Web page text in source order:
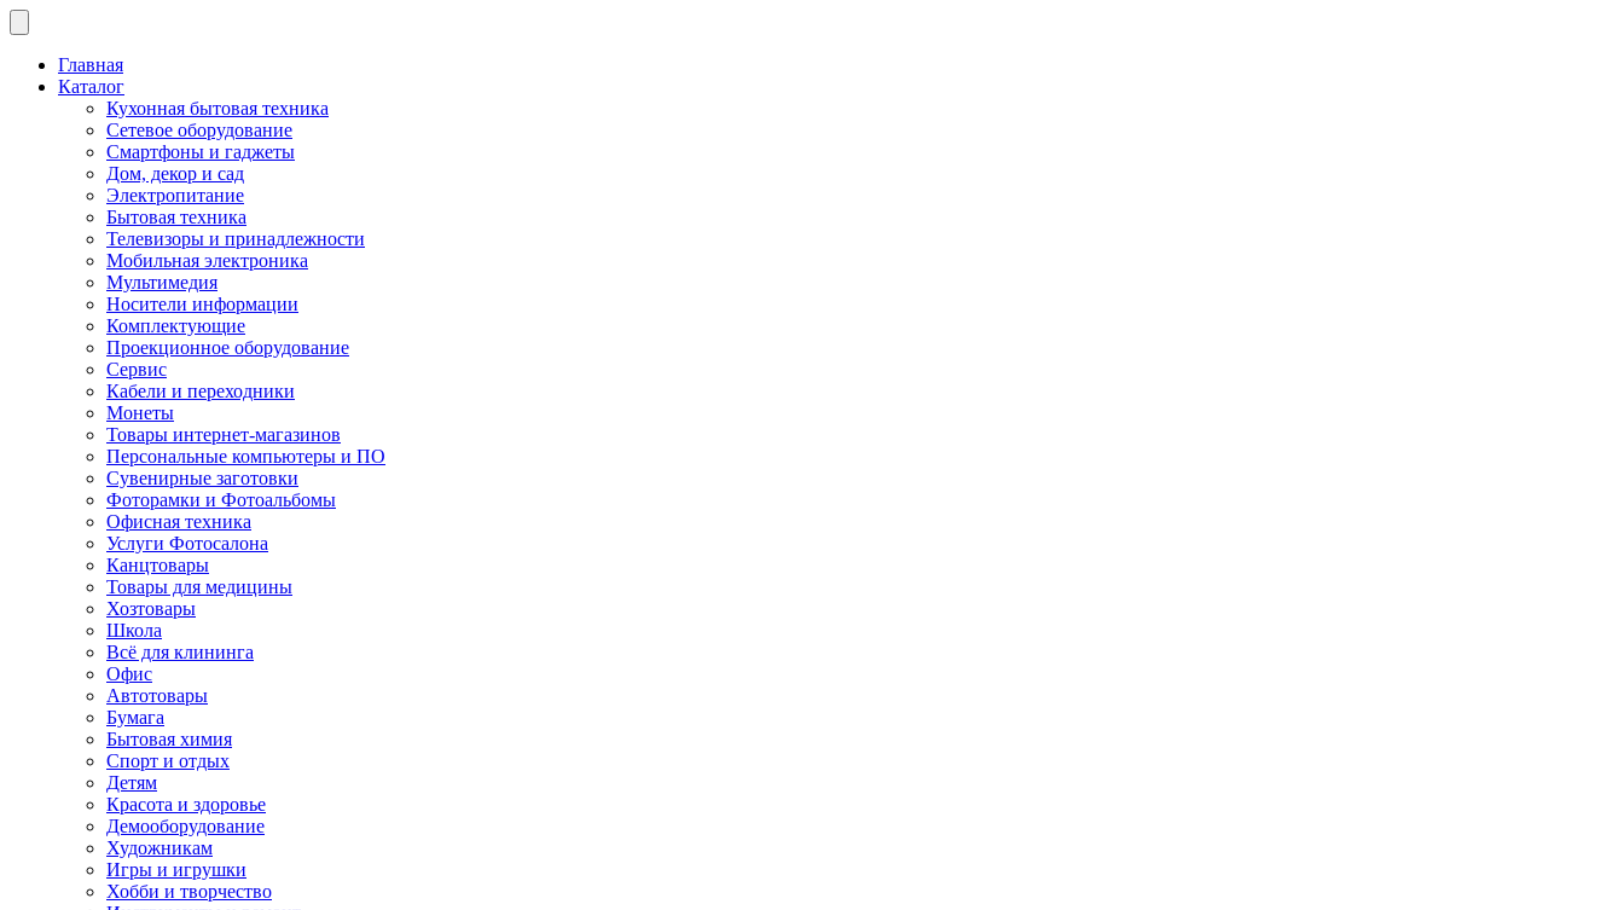
Главная
Каталог
Кухонная бытовая техника
Сетевое оборудование
Смартфоны и гаджеты
Дом, декор и сад
Электропитание
Бытовая техника
Телевизоры и принадлежности
Мобильная электроника
Мультимедия
Носители информации
Комплектующие
Проекционное оборудование
Сервис
Кабели и переходники
Монеты
Товары интернет-магазинов
Персональные компьютеры и ПО
Сувенирные заготовки
Фоторамки и Фотоальбомы
Офисная техника
Услуги Фотосалона
Канцтовары
Товары для медицины
Хозтовары
Школа
Всё для клининга
Офис
Автотовары
Бумага
Бытовая химия
Спорт и отдых
Детям
Красота и здоровье
Демооборудование
Художникам
Игры и игрушки
Хобби и творчество